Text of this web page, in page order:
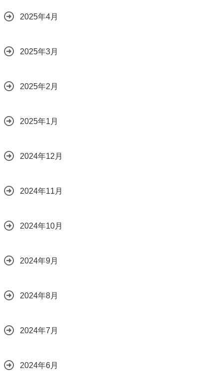
2025年4月
2025年3月
2025年2月
2025年1月
2024年12月
2024年11月
2024年10月
2024年9月
2024年8月
2024年7月
2024年6月